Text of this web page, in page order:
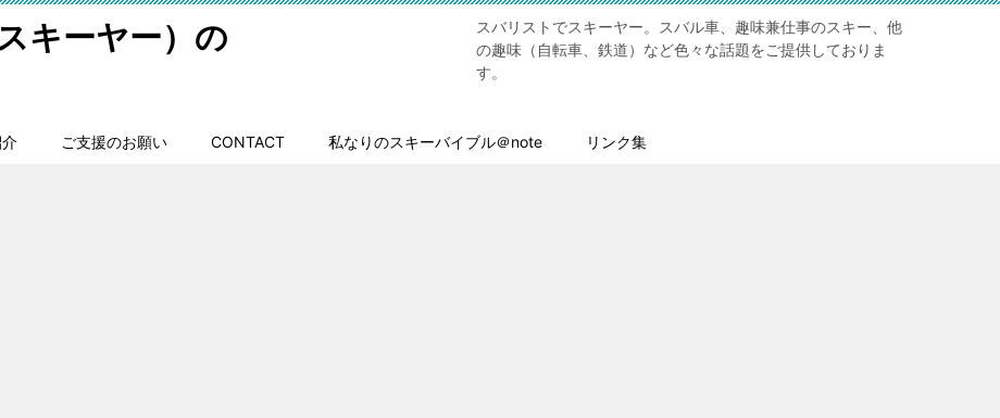
キーヤー）の
スバリストでスキーヤー。スバル車、趣味兼仕事のスキー、他
の趣味（自転車、鉄道）など色々な話題をご提供しておりま
す。
ご支援のお願い CONTACT 私なりのスキーバイブル＠note リンク集